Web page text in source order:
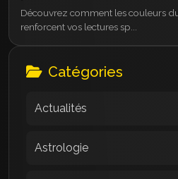
Découvrez comment les couleurs
renforcent vos lectures sp...
Catégories
Actualités
Astrologie